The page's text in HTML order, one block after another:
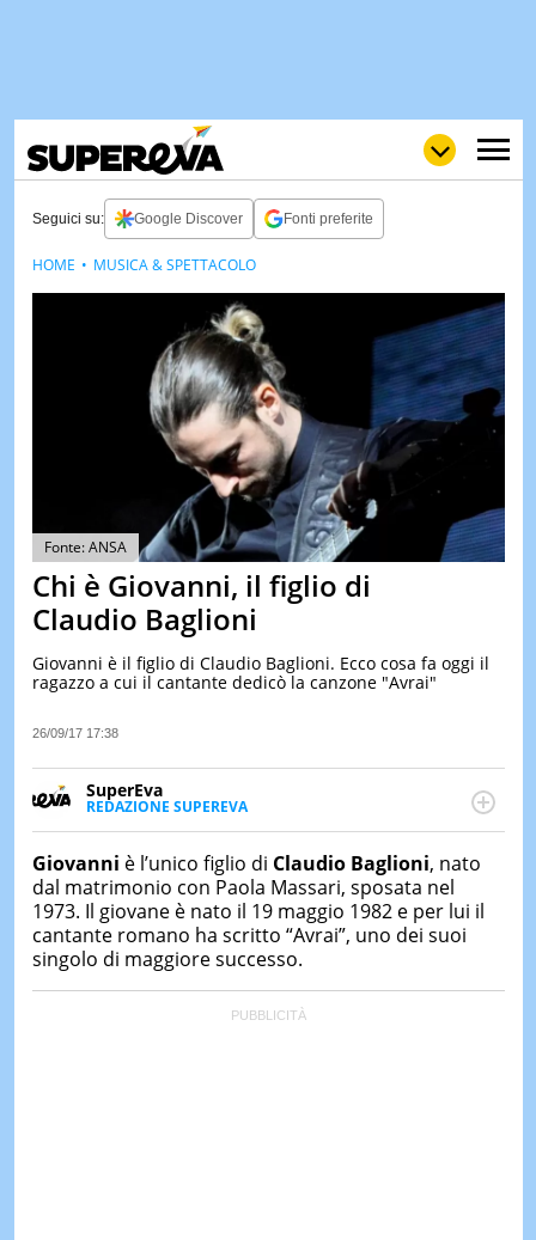
LOVE
WOW
POP
NEWS
STORIE
VIDEO
QUIZ
&
TEST
LE
DI
Seguici su: Google Discover Fonti preferite
Fonte: ANSA
Chi è Giovanni, il figlio di
Claudio Baglioni
Giovanni è il figlio di Claudio Baglioni. Ecco cosa fa oggi il
ragazzo a cui il cantante dedicò la canzone "Avrai"
26/09/17 17:38
SuperEva
REDAZIONE SUPEREVA
SuperEva è il magazine di Italiaonline dedicato a
Pensato per tutti ma soprattutto per la GenZ, molto
“social” e sempre in cerca di notizie originali. Dalle
tendenze del momento ai fatti più strani alle
scoperte più divertenti: mille storie da scoprire ogni
giorno”
HOME MUSICA & SPETTACOLO
Giovanni è l’unico figlio di Claudio Baglioni, nato
dal matrimonio con Paola Massari, sposata nel
1973. Il giovane è nato il 19 maggio 1982 e per lui il
cantante romano ha scritto “Avrai”, uno dei suoi
singolo di maggiore successo.